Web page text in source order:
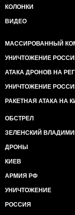
КОЛОНКИ
ВИДЕО
МАССИРОВАННЫЙ
УНИЧТОЖЕНИЕ
АТАКА ДРОНОВ НА
УНИЧТОЖЕНИЕ
РАКЕТНАЯ АТАКА НА
ОБСТРЕЛ
ЗЕЛЕНСКИЙ
ДРОНЫ
КИЕВ
АРМИЯ РФ
УНИЧТОЖЕНИЕ
РОССИЯ